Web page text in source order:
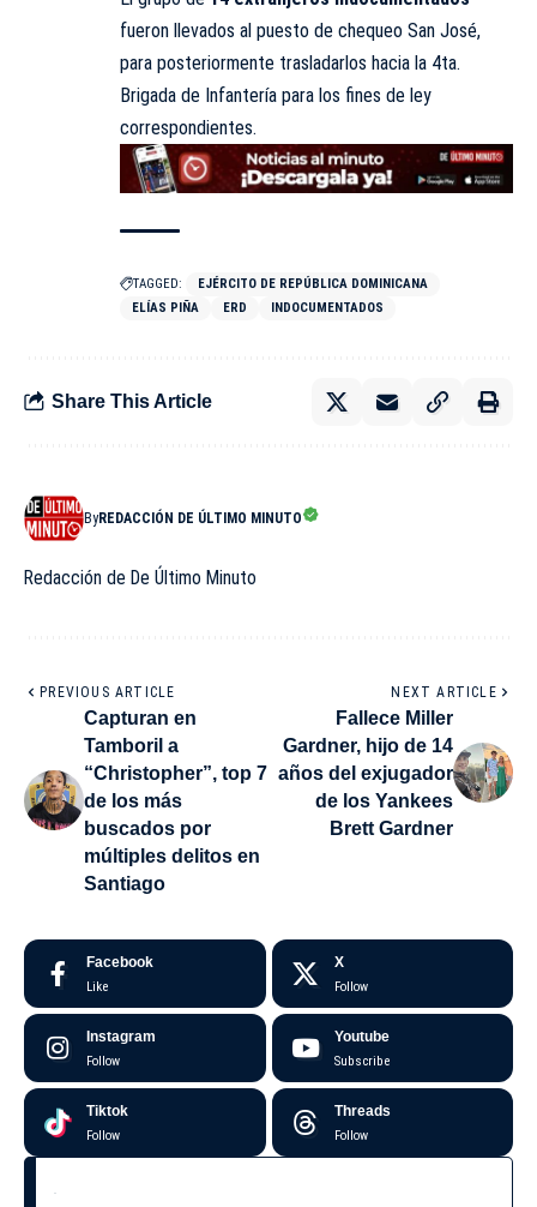
fueron llevados al puesto de chequeo San José,
para posteriormente trasladarlos hacia la 4ta.
Brigada de Infantería para los fines de ley
correspondientes.
TAGGED:
EJÉRCITO DE REPÚBLICA DOMINICANA
ELÍAS PIÑA
ERD INDOCUMENTADOS
Share This Article
ByREDACCIÓN DE ÚLTIMO MINUTO
Redacción de De Último Minuto
PREVIOUS ARTICLE
Capturan en
Tamboril a
“Christopher”, top 7
de los más
buscados por
múltiples delitos en
Santiago
NEXT ARTICLE
Fallece Miller
Gardner, hijo de 14
años del exjugador
de los Yankees
Brett Gardner
Facebook
Like
X
Follow
Instagram
Follow
Youtube
Subscribe
Tiktok
Follow
Threads
Follow